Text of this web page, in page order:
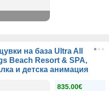
на база Ultra All
Beach Resort & SPA,
и детска анимация
835.00€